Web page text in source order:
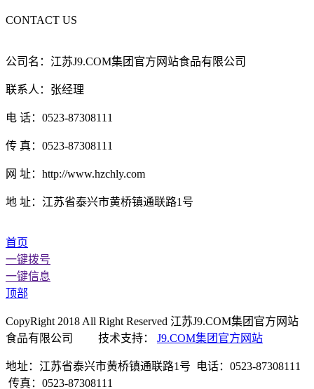
CONTACT US
公司名：江苏J9.COM集团官方网站食品有限公司
联系人：张经理
电 话：0523-87308111
传 真：0523-87308111
网 址：http://www.hzchly.com
地 址：江苏省泰兴市黄桥镇通联路1号
首页
一键拨号
一键信息
顶部
CopyRight 2018 All Right Reserved 江苏J9.COM集团官方网站
食品有限公司 技术支持： J9.COM集团官方网站
地址：江苏省泰兴市黄桥镇通联路1号 电话：0523-87308111
传真：0523-87308111